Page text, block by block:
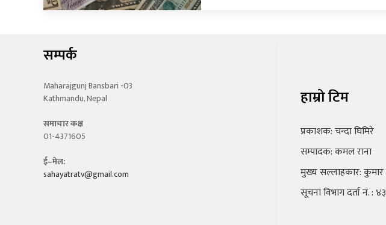
सम्पर्क
Maharajgunj Bansbari -03
Kathmandu, Nepal
समाचार कक्ष
01-4371605
ई–मेल:
sahayatratv@gmail.com
हाम्रो टिम
प्रकाशक: चन्दा घिमिरे
सम्पादक: कमल राना
मुख्य सल्लाहकार: कुमार
सूचना विभाग दर्ता नं. :